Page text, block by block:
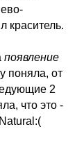
краситель.
появление
поняла, от
2
что это -